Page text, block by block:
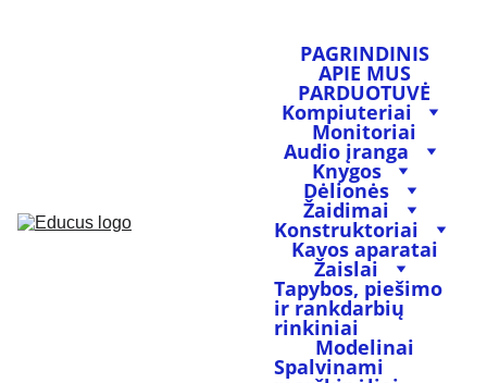
PAGRINDINIS
APIE MUS
PARDUOTUVĖ
Kompiuteriai
Monitoriai
Audio įranga
Knygos
Dėlionės
Žaidimai
Konstruktoriai
Kavos aparatai
Žaislai
Tapybos, piešimo
ir rankdarbių
rinkiniai
Modelinai
Spalvinami